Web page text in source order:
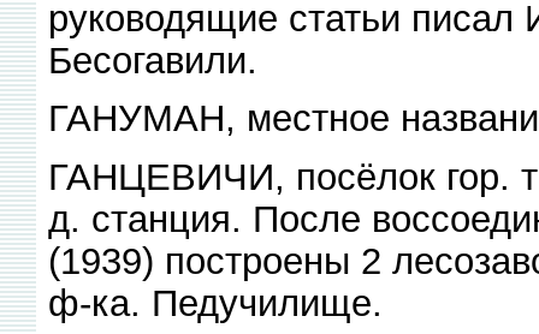
руководящие статьи
Бесогавили.
ГАНУМАН, местное
ГАНЦЕВИЧИ, посёлок гор.
д. станция. После
(1939) построены 2
ф-ка. Педучилище.